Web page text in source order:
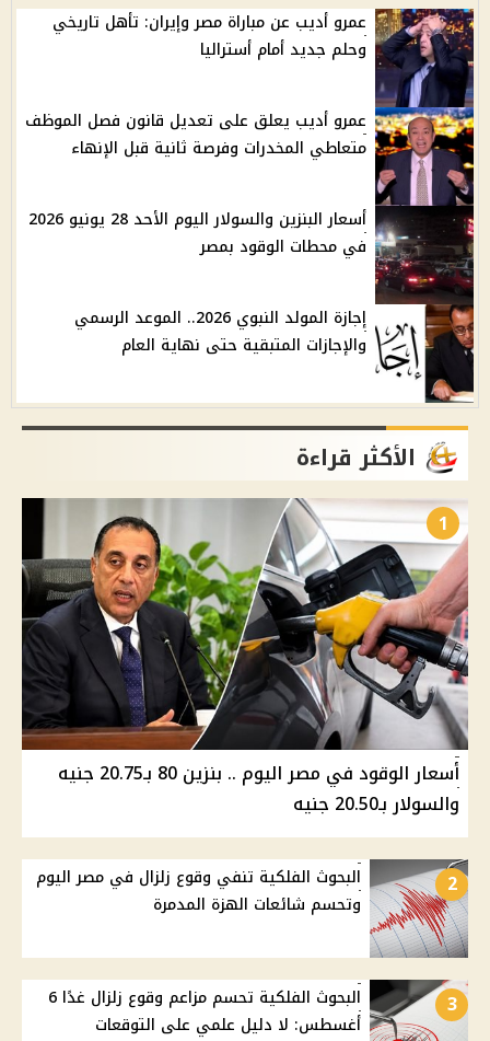
عمرو أديب عن مباراة مصر وإيران: تأهل تاريخي
وحلم جديد أمام أستراليا
عمرو أديب يعلق على تعديل قانون فصل الموظف
متعاطي المخدرات وفرصة ثانية قبل الإنهاء
أسعار البنزين والسولار اليوم الأحد 28 يونيو 2026
في محطات الوقود بمصر
إجازة المولد النبوي 2026.. الموعد الرسمي
والإجازات المتبقية حتى نهاية العام
الأكثر قراءة
1
أسعار الوقود في مصر اليوم .. بنزين 80 بـ20.75 جنيه
والسولار بـ20.50 جنيه
2
البحوث الفلكية تنفي وقوع زلزال في مصر اليوم
وتحسم شائعات الهزة المدمرة
3
البحوث الفلكية تحسم مزاعم وقوع زلزال غدًا 6
أغسطس: لا دليل علمي على التوقعات